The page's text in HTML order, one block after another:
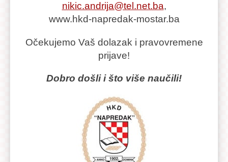
nikic.andrija@tel.net.ba,
www.hkd-napredak-mostar.ba
Očekujemo Vaš dolazak i pravovremene
prijave!
Dobro došli i što više naučili!